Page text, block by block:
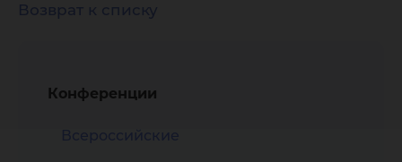
Возврат к списку
Конференции